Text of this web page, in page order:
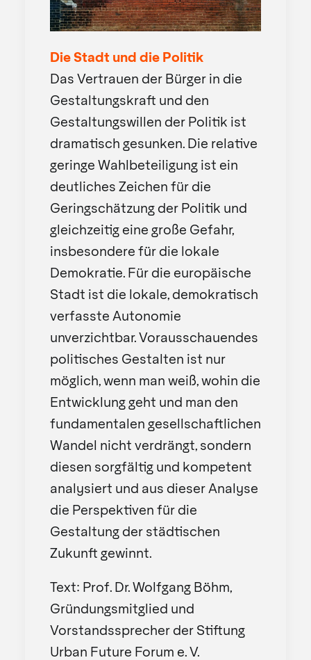
Die Stadt und die Politik
Das Vertrauen der Bürger in die
Gestaltungskraft und den
Gestaltungswillen der Politik ist
dramatisch gesunken. Die relative
geringe Wahlbeteiligung ist ein
deutliches Zeichen für die
Geringschätzung der Politik und
gleichzeitig eine große Gefahr,
insbesondere für die lokale
Demokratie. Für die europäische
Stadt ist die lokale, demokratisch
verfasste Autonomie
unverzichtbar. Vorausschauendes
politisches Gestalten ist nur
möglich, wenn man weiß, wohin die
Entwicklung geht und man den
fundamentalen gesellschaftlichen
Wandel nicht verdrängt, sondern
diesen sorgfältig und kompetent
analysiert und aus dieser Analyse
die Perspektiven für die
Gestaltung der städtischen
Zukunft gewinnt.
Text: Prof. Dr. Wolfgang Böhm,
Gründungsmitglied und
Vorstandssprecher der Stiftung
Urban Future Forum e. V.